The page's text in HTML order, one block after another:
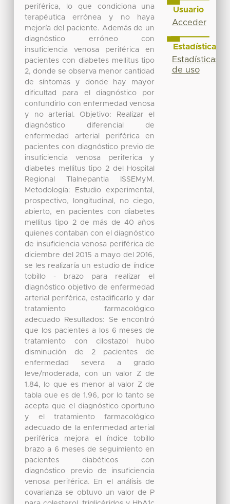
periférica, lo que condiciona una
terapéutica errónea y no haya
mejoría del paciente. Además de un
diagnóstico erróneo con
insuficiencia venosa periférica en
pacientes con diabetes mellitus tipo
2, donde se observa menor cantidad
de síntomas y donde hay mayor
dificultad para el diagnóstico por
confundirlo con enfermedad venosa
y no arterial. Objetivo: Realizar el
diagnóstico diferencial de
enfermedad arterial periférica en
pacientes con diagnóstico previo de
insuficiencia venosa periferica y
diabetes mellitus tipo 2 del Hospital
Regional Tlalnepantla ISSEMyM.
Metodología: Estudio experimental,
prospectivo, longitudinal, no ciego,
abierto, en pacientes con diabetes
mellitus tipo 2 de más de 40 años
quienes contaban con el diagnóstico
de insuficiencia venosa periférica de
diciembre del 2015 a mayo del 2016,
se les realizaría un estudio de índice
tobillo - brazo para realizar el
diagnóstico objetivo de enfermedad
arterial periférica, estadificarlo y dar
tratamiento farmacológico
adecuado Resultados: Se encontró
que los pacientes a los 6 meses de
tratamiento con cilostazol hubo
disminución de 2 pacientes de
enfermedad severa a grado
leve/moderada, con un valor Z de
1.84, lo que es menor al valor Z de
tabla que es de 1.96, por lo tanto se
acepta que el diagnóstico oportuno
y el tratamiento farmacológico
adecuado de la enfermedad arterial
periférica mejora el índice tobillo
brazo a 6 meses de seguimiento en
pacientes diabéticos con
diagnóstico previo de insuficiencia
venosa periférica. En el análisis de
covarianza se obtuvo un valor de P
Usuario
Acceder
Estadísticas
Estadísticas
de uso